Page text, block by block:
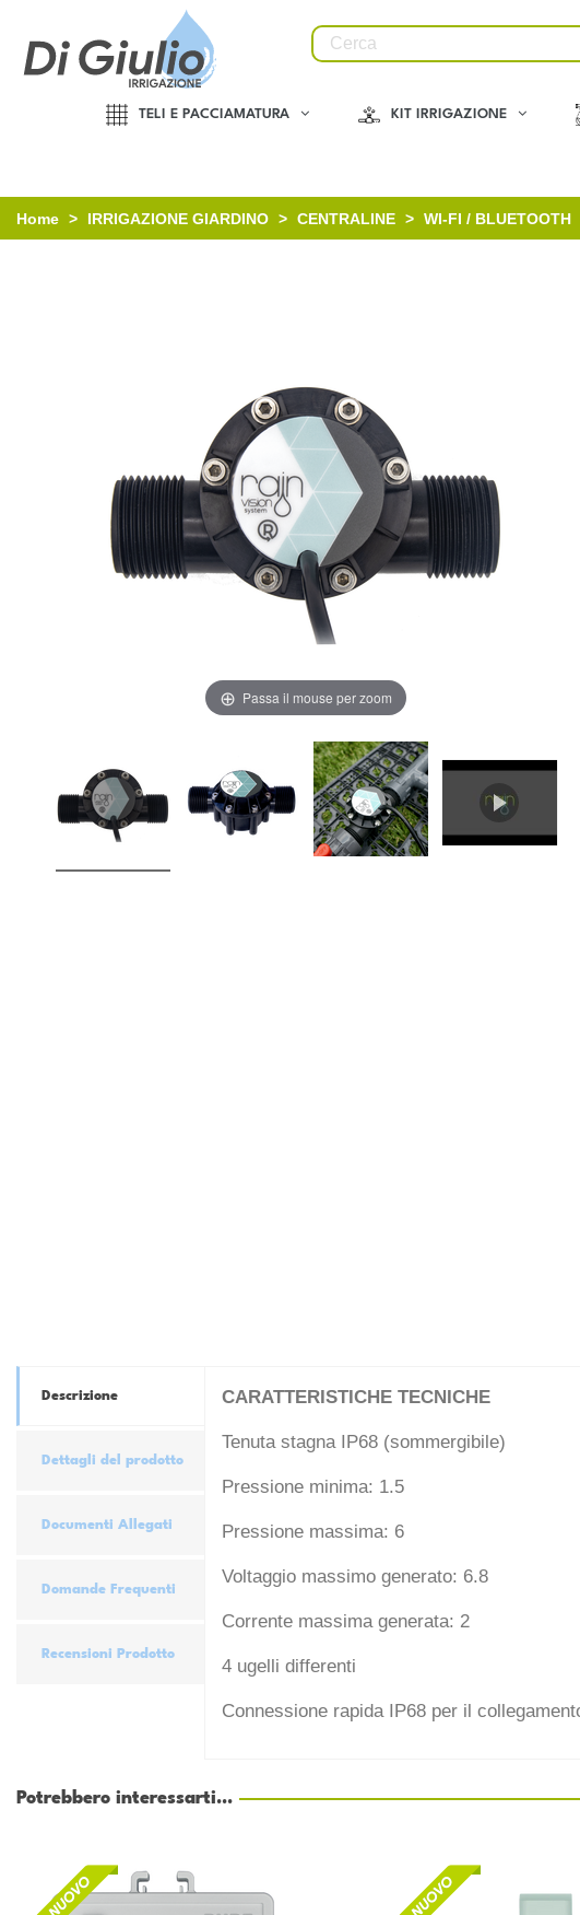
TELI E PACCIAMATURA KIT IRRIGAZIONE
Home > IRRIGAZIONE GIARDINO > CENTRALINE > WI-FI / BLUETOOTH
Passa il mouse per zoom
Descrizione
Dettagli del prodotto
Documenti Allegati
Domande Frequenti
Recensioni Prodotto
CARATTERISTICHE TECNICHE
Tenuta stagna IP68 (sommergibile)
Pressione minima: 1.5
Pressione massima: 6
Voltaggio massimo generato: 6.8
Corrente massima generata: 2
4 ugelli differenti
Connessione rapida IP68 per il
Potrebbero interessarti...